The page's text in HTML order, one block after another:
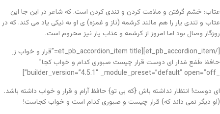
عتاب: خشم گرفتن و ملامت کردن و تندی کردن است. که شاعر در این جا این
عتاب و تندی یار را هم مانند کرشمه (ناز و غمزه) ی او به نیکی یاد می کند. که در
روزگار وصال بود اما امروز از کرشمه و عتاب یار نیز محروم است.
[/et_pb_accordion_item][et_pb_accordion_item title=”قرار و خواب ز ِ
حافظ طَمَع مَدار ای دوست قرار چیست صبوری کدام و خواب کجا”
_builder_version=”4.5.1″ _module_preset=”default” open=”off”]
ای دوست! انتظار نداشته باش {که بی تو} حافظ آرام و قرار و خواب داشته باشد.
(او دیگر نمی داند که) قرار چیست و صبوری کدام است و خواب کجاست!